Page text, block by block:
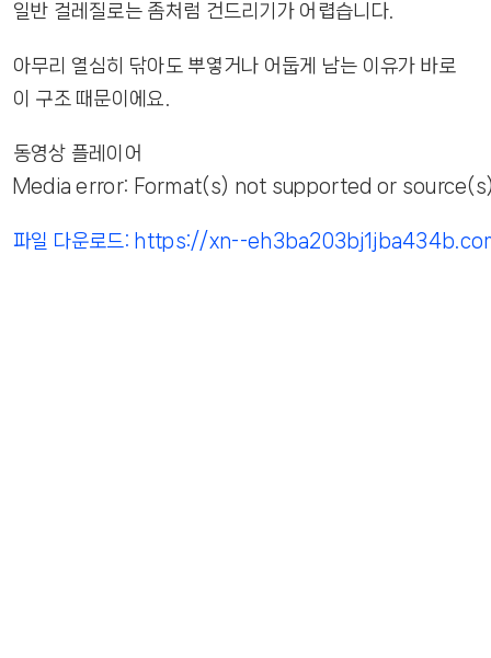
일반 걸레질로는 좀처럼 건드리기가 어렵습니다.
아무리 열심히 닦아도 뿌옇거나 어둡게 남는 이유가 바로
이 구조 때문이에요.
동영상 플레이어
Media error: Format(s) not supported or
파일 다운로드: https://xn--